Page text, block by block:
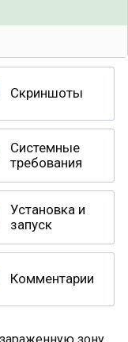
Скриншоты
Системные
требования
Установка и
запуск
Комментарии